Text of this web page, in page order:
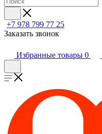
+7 978 799 77 25
Заказать звонок
Избранные товары 0